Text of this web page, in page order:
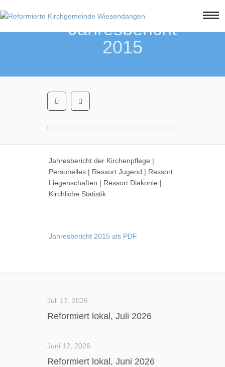
Familien
YouTube
Raumvermietung
Downloads
Agenda
Jahresbericht
2015
Jahresbericht der Kirchenpflege |
Personelles | Ressort Jugend | Ressort
Liegenschaften | Ressort Diakonie |
Kirchliche Statistik
Jahresbericht 2015 als PDF
Juli 17, 2026
Reformiert lokal, Juli 2026
Juni 12, 2026
Reformiert lokal, Juni 2026